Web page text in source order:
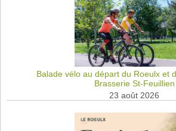
Balade vélo au départ du Roeulx et
Brasserie St-Feuillien
23 août 2026